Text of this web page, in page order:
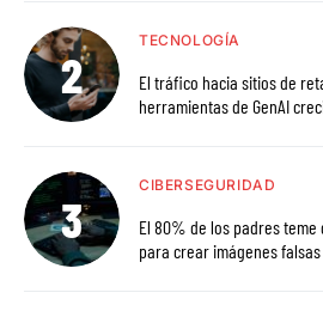
TECNOLOGÍA
El tráfico hacia sitios de
herramientas de GenAI
CIBERSEGURIDAD
El 80% de los padres
para crear imágenes falsas